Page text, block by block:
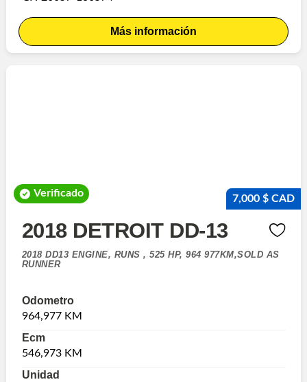
Más información
Verificado 7,000 $ CAD
2018 DETROIT DD-13
2018 DD13 ENGINE, RUNS , 525 HP, 964 977KM,SOLD AS
RUNNER
Odometro
964,977 KM
Ecm
546,973 KM
Unidad